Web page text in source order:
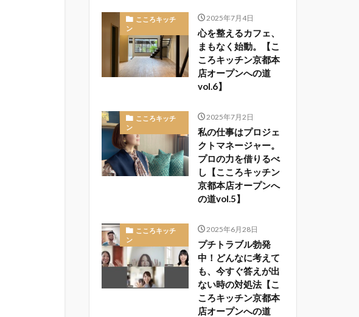
こころキッチ
ン
2025年7月4日
心を整えるカフェ、
まもなく始動。【こ
ころキッチン京都本
店オープンへの道
vol.6】
こころキッチ
ン
2025年7月2日
私の仕事はプロジェ
クトマネージャー。
プロの力を借りるべ
し【こころキッチン
京都本店オープンへ
の道vol.5】
こころキッチ
ン
2025年6月28日
プチトラブル勃発
中！どんなに考えて
も、今すぐ答えが出
ない時の対処法【こ
ころキッチン京都本
店オープンへの道